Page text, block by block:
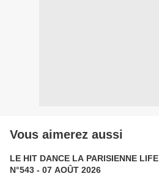
Vous aimerez aussi
LE HIT DANCE LA PARISIENNE LIFE
N°543 - 07 AOÛT 2026